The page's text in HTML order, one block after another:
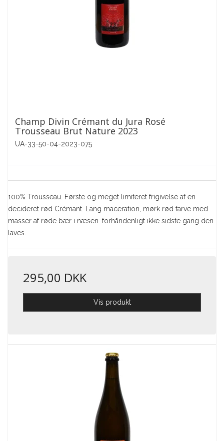
Champ Divin Crémant du Jura Rosé
Trousseau Brut Nature 2023
UA-33-50-04-2023-075
100% Trousseau. Første og meget limiteret frigivelse af en
decideret rød Crémant. Lang maceration, mørk rød farve med
masser af røde bær i næsen. forhåndenligt ikke sidste gang den
laves.
295,00 DKK
Vis produkt